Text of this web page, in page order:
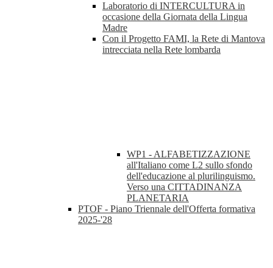
Laboratorio di INTERCULTURA in
occasione della Giornata della Lingua
Madre
Con il Progetto FAMI, la Rete di Mantova
intrecciata nella Rete lombarda
WP1 - ALFABETIZZAZIONE
all'Italiano come L2 sullo sfondo
dell'educazione al plurilinguismo.
Verso una CITTADINANZA
PLANETARIA
PTOF - Piano Triennale dell'Offerta formativa
2025-'28